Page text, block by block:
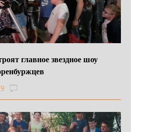
главное звездное шоу